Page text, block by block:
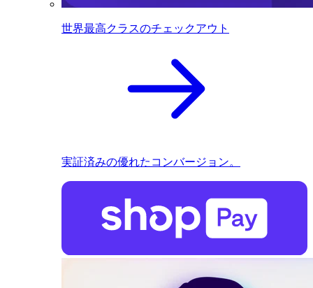
世界最高クラスのチェックアウト
実証済みの優れたコンバージョン。